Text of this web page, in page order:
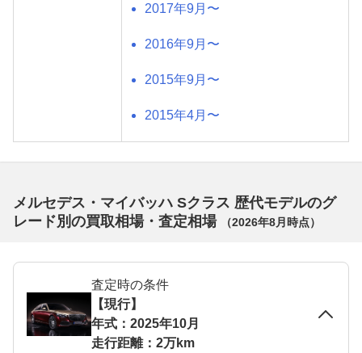
2017年9月〜
2016年9月〜
2015年9月〜
2015年4月〜
メルセデス・マイバッハ Sクラス 歴代モデルのグ
レード別の買取相場・査定相場
（2026年8月 時点）
査定時の条件
【現行】
年式：2025年10月
走行距離：2万km